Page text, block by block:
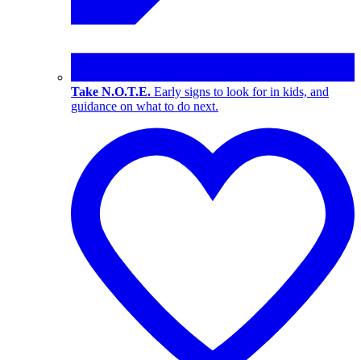
Take N.O.T.E. Early signs to look for in kids, and
guidance on what to do next.